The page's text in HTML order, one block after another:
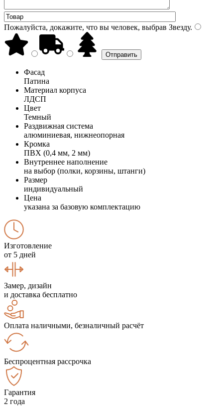
Пожалуйста, докажите, что вы человек, выбрав Звезду.
Фасад
Патина
Материал корпуса
ЛДСП
Цвет
Темный
Раздвижная система
алюминиевая, нижнеопорная
Кромка
ПВХ (0,4 мм, 2 мм)
Внутреннее наполнение
на выбор (полки, корзины, штанги)
Размер
индивидуальный
Цена
указана за базовую комплектацию
Изготовление
от 5 дней
Замер, дизайн
и доставка бесплатно
Оплата наличными, безналичный расчёт
Беспроцентная рассрочка
Гарантия
2 года